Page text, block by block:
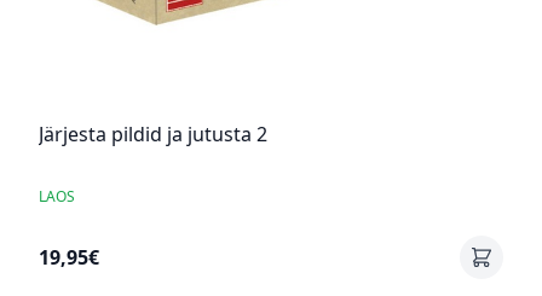
Järjesta pildid ja jutusta 2
LAOS
19,95€